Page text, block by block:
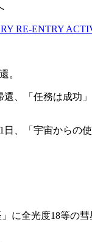
RE-ENTRY
。
還、「任務は成功
、「宇宙からの
に全光度18等の